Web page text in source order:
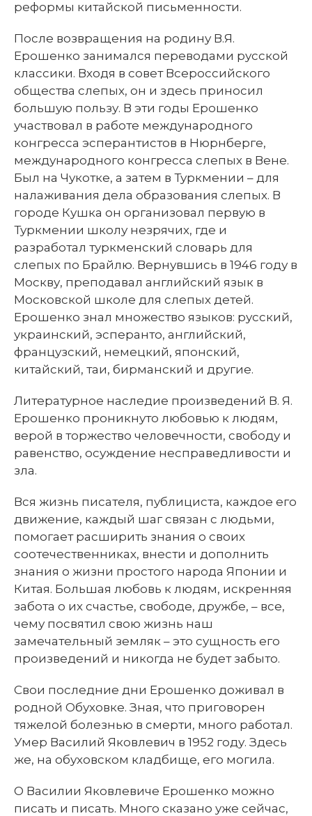
реформы китайской письменности.
После возвращения на родину В.Я.
Ерошенко занимался переводами русской
классики. Входя в совет Всероссийского
общества слепых, он и здесь приносил
большую пользу. В эти годы Ерошенко
участвовал в работе международного
конгресса эсперантистов в Нюрнберге,
международного конгресса слепых в Вене.
Был на Чукотке, а затем в Туркмении – для
налаживания дела образования слепых. В
городе Кушка он организовал первую в
Туркмении школу незрячих, где и
разработал туркменский словарь для
слепых по Брайлю. Вернувшись в 1946 году в
Москву, преподавал английский язык в
Московской школе для слепых детей.
Ерошенко знал множество языков: русский,
украинский, эсперанто, английский,
французский, немецкий, японский,
китайский, таи, бирманский и другие.
Литературное наследие произведений В. Я.
Ерошенко проникнуто любовью к людям,
верой в торжество человечности, свободу и
равенство, осуждение несправедливости и
зла.
Вся жизнь писателя, публициста, каждое его
движение, каждый шаг связан с людьми,
помогает расширить знания о своих
соотечественниках, внести и дополнить
знания о жизни простого народа Японии и
Китая. Большая любовь к людям, искренняя
забота о их счастье, свободе, дружбе, – все,
чему посвятил свою жизнь наш
замечательный земляк – это сущность его
произведений и никогда не будет забыто.
Свои последние дни Ерошенко доживал в
родной Обуховке. Зная, что приговорен
тяжелой болезнью в смерти, много работал.
Умер Василий Яковлевич в 1952 году. Здесь
же, на обуховском кладбище, его могила.
О Василии Яковлевиче Ерошенко можно
писать и писать. Много сказано уже сейчас,